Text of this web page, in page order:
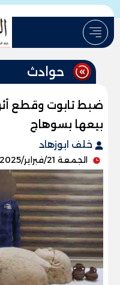
حوادث
ضبط تابوت وقطع
بيعها بسوهاج
خلف ابوزهاد
الجمعة 21/فبراير/2025 - 02:49 م